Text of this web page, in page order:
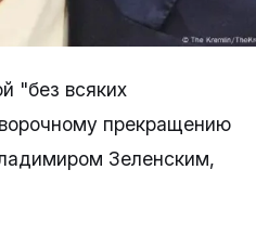
"без всяких
прекращению
Зеленским,